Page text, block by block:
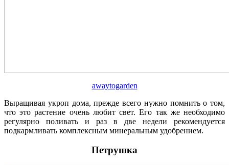
awaytogarden
Выращивая укроп дома, прежде всего нужно помнить о том,
что это растение очень любит свет. Его так же необходимо
регулярно поливать и раз в две недели рекомендуется
подкармливать комплексным минеральным удобрением.
Петрушка